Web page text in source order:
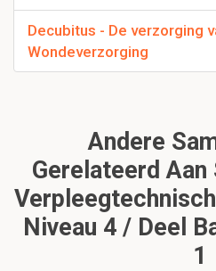
Decubitus - De verzorging
Wondeverzorging
Andere
Gerelateerd
Niveau 4 / Deel
1